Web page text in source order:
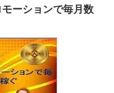
ーションで毎月数